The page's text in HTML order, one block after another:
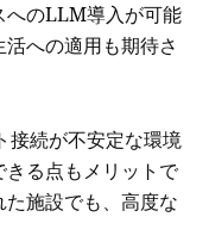
へのLLM導入が可能
への適用も期待さ
接続が不安定な環境
る点もメリットで
施設でも、高度な